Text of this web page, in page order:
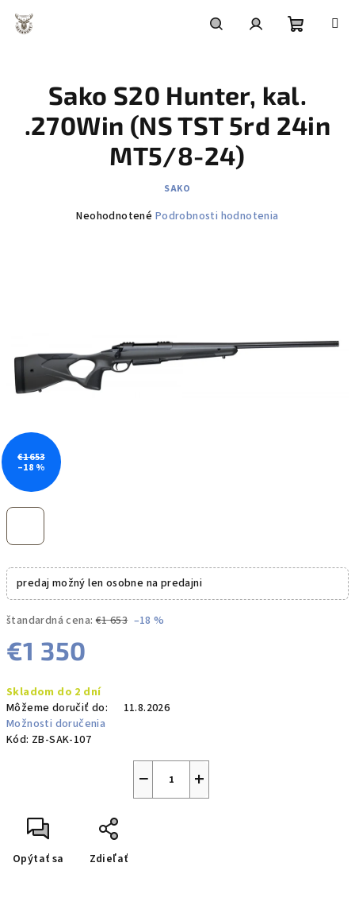
obsah
košík
predaj možný len osobne na predajni
štandardná cena: €1 653 –18 %
€1 350
cena:
Skladom do 2 dní
Môžeme doručiť do:
11.8.2026
Možnosti doručenia
Kód: ZB-SAK-107
+
−
Opýtať sa Zdieľať
Sako S20 Hunter, kal.
.270Win (NS TST 5rd 24in
MT5/8-24)
SAKO
Priemerné
Neohodnotené Podrobnosti hodnotenia
€1 653
–18 %